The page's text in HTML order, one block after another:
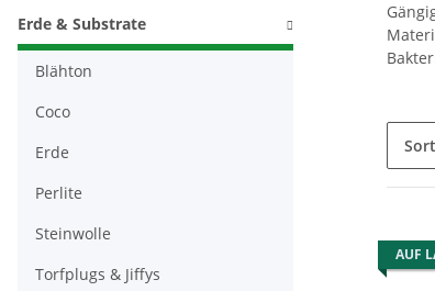
AUF
Erde & Substrate
Blähton
Coco
Erde
Perlite
Steinwolle
Torfplugs & Jiffys